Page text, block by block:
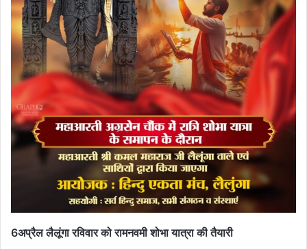
6अप्रैल लैलूंगा रविवार को रामनवमी शोभा यात्रा की तैयारी